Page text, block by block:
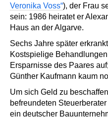
Veronika Voss“), der Frau
sein: 1986 heiratet er
Haus an der Algarve.
Sechs Jahre später
Kostspielige
Ersparnisse des Paares
Günther Kaufmann kaum
Um sich Geld zu
befreundeten
ein deutscher